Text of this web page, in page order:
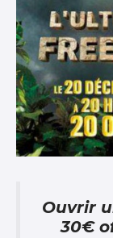
Ouvrir
30€